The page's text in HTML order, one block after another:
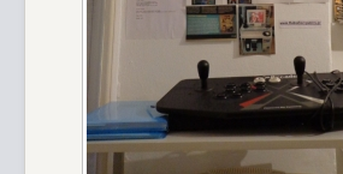
RAM